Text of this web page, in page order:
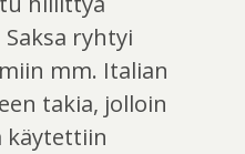
ryhtyi
mm. Italian
takia, jolloin
käytettiin